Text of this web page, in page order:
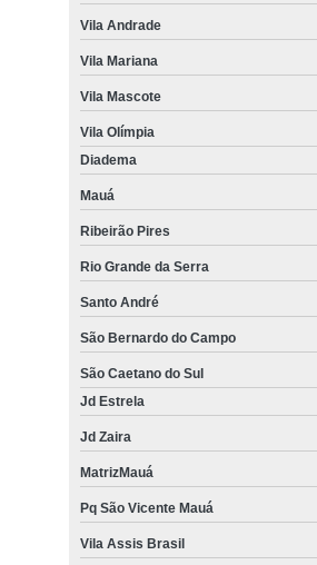
Vila Andrade
Vila Mariana
Vila Mascote
Vila Olímpia
Diadema
Mauá
Ribeirão Pires
Rio Grande da Serra
Santo André
São Bernardo do Campo
São Caetano do Sul
Jd Estrela
Jd Zaira
MatrizMauá
Pq São Vicente Mauá
Vila Assis Brasil